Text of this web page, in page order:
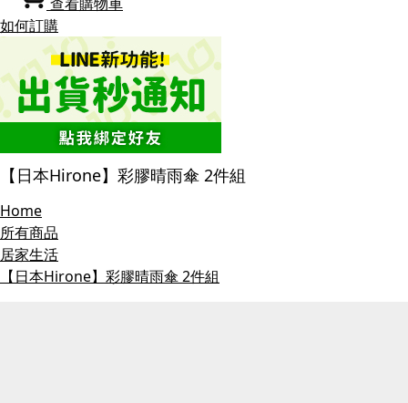
如何訂購
【日本Hirone】彩膠晴雨傘 2件組
Home
所有商品
居家生活
【日本Hirone】彩膠晴雨傘 2件組